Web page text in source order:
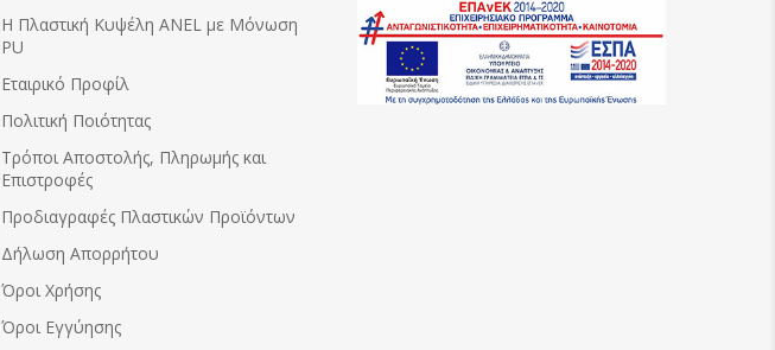
Η Πλαστική Κυψέλη ANEL με Μόνωση
PU
Εταιρικό Προφίλ
Πολιτική Ποιότητας
Τρόποι Αποστολής, Πληρωμής και
Επιστροφές
Προδιαγραφές Πλαστικών Προϊόντων
Δήλωση Απορρήτου
Όροι Χρήσης
Όροι Εγγύησης